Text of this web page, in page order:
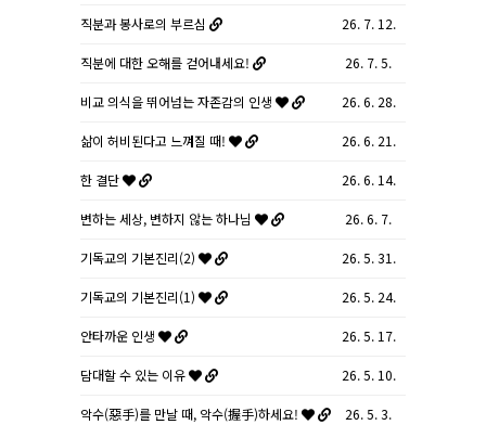
직분과 봉사로의 부르심 26. 7. 12.
직분에 대한 오해를 걷어내세요! 26. 7. 5.
비교 의식을 뛰어넘는 자존감의 인생 26. 6. 28.
삶이 허비된다고 느껴질 때! 26. 6. 21.
한 결단 26. 6. 14.
변하는 세상, 변하지 않는 하나님 26. 6. 7.
기독교의 기본진리(2) 26. 5. 31.
기독교의 기본진리(1) 26. 5. 24.
안타까운 인생 26. 5. 17.
담대할 수 있는 이유 26. 5. 10.
악수(惡手)를 만날 때, 악수(握手)하세요! 26. 5. 3.